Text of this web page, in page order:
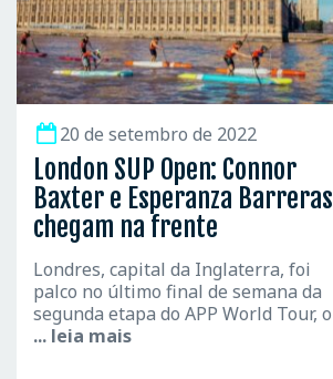
20 de setembro de 2022
London SUP Open: Connor
Baxter e Esperanza Barreras
chegam na frente
Londres, capital da Inglaterra, foi
palco no último final de semana da
segunda etapa do APP World Tour, o
... leia mais